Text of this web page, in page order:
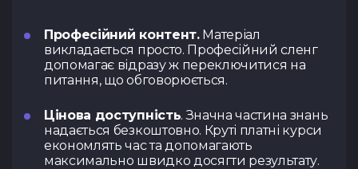
Професійний контент.Матеріал
викладається просто. Професійний сленг
допомагає відразу ж переключитися на
питання, що обговорюється.
Цінова доступність. Значна частина знань
надається безкоштовно. Круті платні курси
економлять час та допомагають
максимально швидко досягти результату.